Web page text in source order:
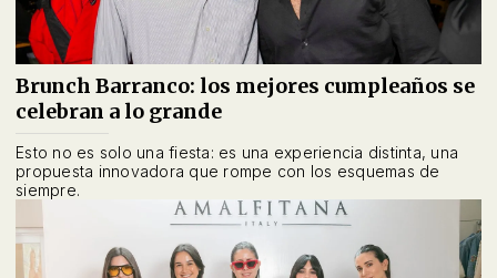
Brunch Barranco: los mejores cumpleaños se
celebran a lo grande
Esto no es solo una fiesta: es una experiencia distinta, una
propuesta innovadora que rompe con los esquemas de
siempre.